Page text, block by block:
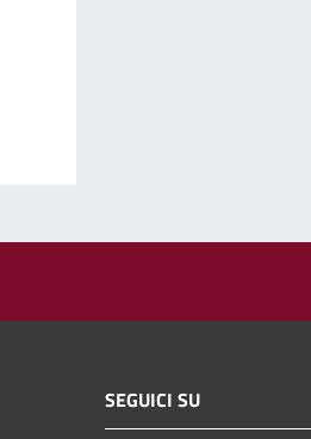
SEGUICI SU